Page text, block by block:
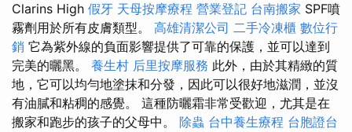
Clarins High 假牙 天母按摩療程 營業登記 台南搬家 SPF噴
霧劑用於所有皮膚類型。 高雄清潔公司 二手冷凍櫃 數位行
銷 它為紫外線的負面影響提供了可靠的保護，並可以達到
完美的曬黑。 養生村 后里按摩服務 此外，由於其精緻的質
地，它可以均勻地塗抹和分發，因此可以很好地滋潤，並沒
有油膩和粘稠的感覺。 這種防曬霜非常受歡迎，尤其是在
搬家和跑步的孩子的父母中。 除蟲 台中養生療程 台胞證台